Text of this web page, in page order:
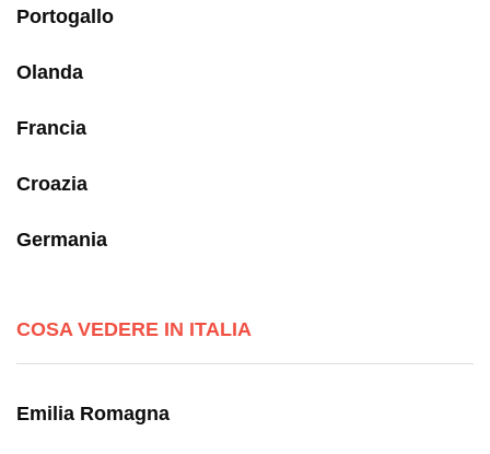
Portogallo
Olanda
Francia
Croazia
Germania
COSA VEDERE IN ITALIA
Emilia Romagna